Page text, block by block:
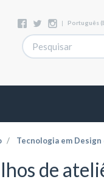
| Português
Tecnologia em Design
de